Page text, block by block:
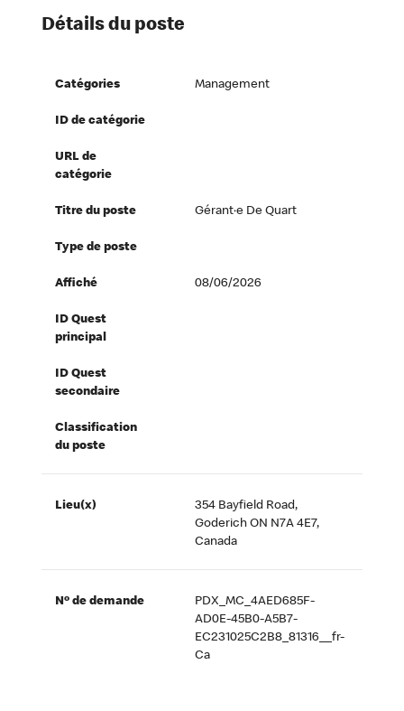
Détails du poste
Catégories Management
ID de catégorie
URL de
catégorie
Titre du poste Gérant·e De Quart
Type de poste
Affiché 08/06/2026
ID Quest
principal
ID Quest
secondaire
Classification
du poste
Lieu(x)
354 Bayfield Road,
Goderich ON N7A 4E7,
Canada
Nº de demande
PDX_MC_4AED685F-
AD0E-45B0-A5B7-
EC231025C2B8_81316__fr-
Ca